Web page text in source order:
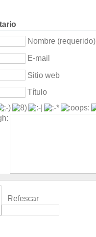
Nombre (requerido)
E-mail
Sitio web
Título
Refescar